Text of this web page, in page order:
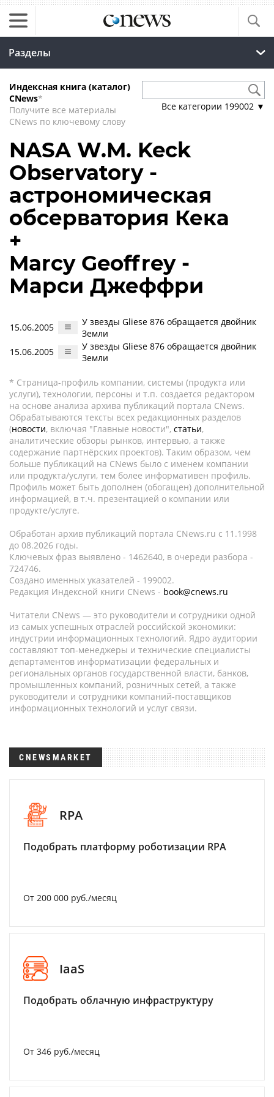
Разделы
Индексная книга (каталог)
CNews*
Получите все материалы
CNews по ключевому слову
Все категории 199002 ▼
NASA W.M. Keck
Observatory -
астрономическая
обсерватория Кека
+
Marcy Geoffrey -
Марси Джеффри
15.06.2005
У звезды Gliese 876 обращается двойник
Земли
15.06.2005
У звезды Gliese 876 обращается двойник
Земли
* Страница-профиль компании, системы (продукта или
услуги), технологии, персоны и т.п. создается редактором
на основе анализа архива публикаций портала CNews.
Обрабатываются тексты всех редакционных разделов
(новости, включая "Главные новости", статьи,
аналитические обзоры рынков, интервью, а также
содержание партнёрских проектов). Таким образом, чем
больше публикаций на CNews было с именем компании
или продукта/услуги, тем более информативен профиль.
Профиль может быть дополнен (обогащен) дополнительной
информацией, в т.ч. презентацией о компании или
продукте/услуге.
Обработан архив публикаций портала CNews.ru c 11.1998
до 08.2026 годы.
Ключевых фраз выявлено - 1462640, в очереди разбора -
724746.
Создано именных указателей - 199002.
Редакция Индексной книги CNews - book@cnews.ru
Читатели CNews — это руководители и сотрудники одной
из самых успешных отраслей российской экономики:
индустрии информационных технологий. Ядро аудитории
составляют топ-менеджеры и технические специалисты
департаментов информатизации федеральных и
региональных органов государственной власти, банков,
промышленных компаний, розничных сетей, а также
руководители и сотрудники компаний-поставщиков
информационных технологий и услуг связи.
CNEWSMARKET
RPA
Подобрать платформу роботизации RPA
От 200 000 руб./месяц
IaaS
Подобрать облачную инфраструктуру
От 346 руб./месяц